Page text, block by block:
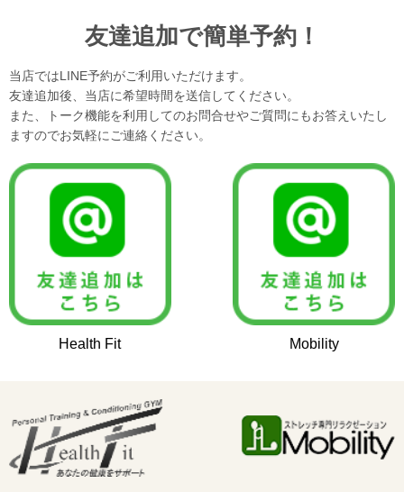
友達追加で簡単予約！
当店ではLINE予約がご利用いただけます。
友達追加後、当店に希望時間を送信してください。
また、トーク機能を利用してのお問合せやご質問にもお答えいたし
ますのでお気軽にご連絡ください。
Health Fit Mobility